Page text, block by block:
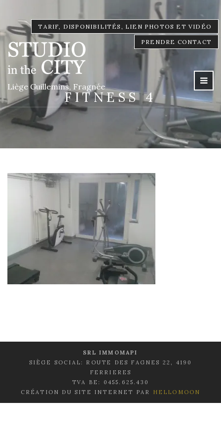
TARIF, DISPONIBILITÉS, LIEN PHOTOS ET VIDÉO
PRENDRE CONTACT
Liège Guillemins, Fragnée
FITNESS 4
SRL IMMOMAPI
SIÈGE SOCIAL: ROUTE DES FAGNES 22, 4190
FERRIERES
TVA BE: 0455.625.430
CRÉATION DU SITE INTERNET PAR
HELLOMOON